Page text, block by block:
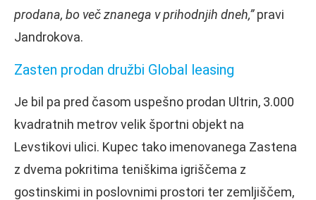
prodana, bo več znanega v prihodnjih dneh,”pravi
Jandrokova.
Zasten prodan družbi Global leasing
Je bil pa pred časom uspešno prodan Ultrin, 3.000
kvadratnih metrov velik športni objekt na
Levstikovi ulici. Kupec tako imenovanega Zastena
z dvema pokritima teniškima igriščema z
gostinskimi in poslovnimi prostori ter zemljiščem,